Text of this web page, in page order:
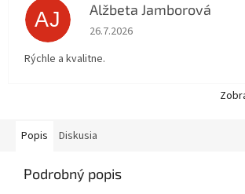
Popis Diskusia
Podrobný popis
AJ Alžbeta Jamborová
Hodnotenie obchodu je 5 z 5
26.7.2026
Rýchle a kvalitne.